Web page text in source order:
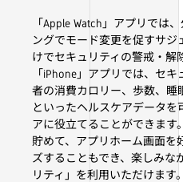
「Apple Watch」アプリでは
ングでモード変更を促すサジ
けでセキュリティの警戒・解
「iPhone」アプリでは、セ
者の消費カロリー、歩数、睡
といったヘルスケアデータを
アに役立てることができます
貯めて、アプリホーム画面を
ズすることもでき、楽しみな
リティ」を利用いただけます。